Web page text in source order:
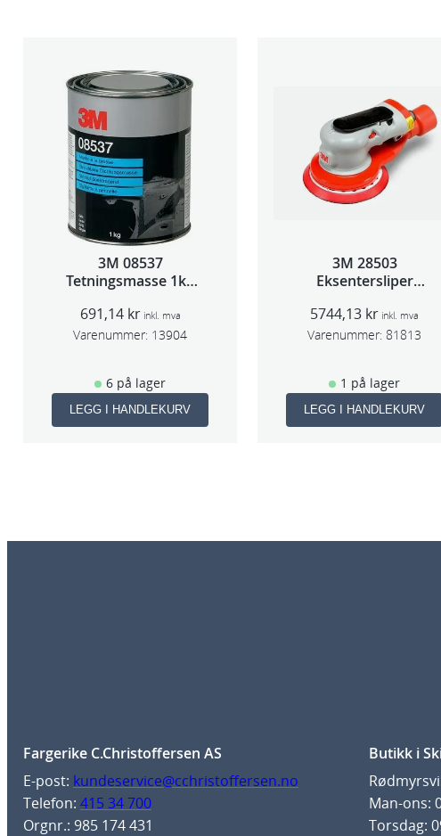
3M 08537
Tetningsmasse 1kg
691,14 kr inkl. mva
Varenummer: 13904
6 på lager
LEGG I HANDLEKURV
3M 28503
Eksentersliper
slag 75mm
5744,13 kr inkl. mva
Varenummer: 81813
1 på lager
LEGG I HANDLEKURV
Fargerike C.Christoffersen AS
E-post: kundeservice@cchristoffersen.no
Telefon: 415 34 700
Orgnr.: 985 174 431
Butikk i
Man-ons:
Torsdag: